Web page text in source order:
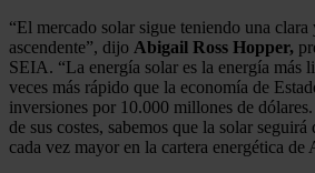
“El mercado solar sigue teniendo una
ascendente”, dijo Abigail Ross Hopper,
SEIA. “La energía solar es la energía más
veces más rápido que la economía de
inversiones por 10.000 millones de
de sus costes, sabemos que la solar
cada vez mayor en la cartera energética de